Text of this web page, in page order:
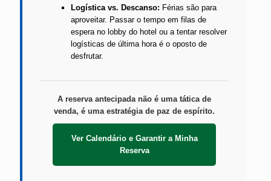
Logística vs. Descanso: Férias são para
aproveitar. Passar o tempo em filas de
espera no lobby do hotel ou a tentar resolver
logísticas de última hora é o oposto de
desfrutar.
A reserva antecipada não é uma tática de
venda, é uma estratégia de paz de espírito.
Ver Calendário e Garantir a Minha
Reserva